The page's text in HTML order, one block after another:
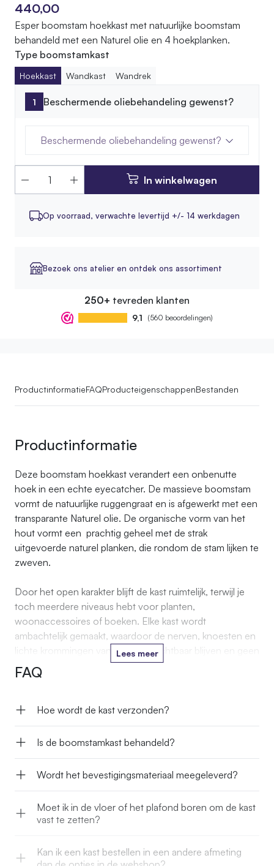
440,00
Esper boomstam hoekkast met natuurlijke boomstam
behandeld met een Naturel olie en 4 hoekplanken.
Type boomstamkast
Hoekkast Wandkast Wandrek
Beschermende oliebehandeling gewenst?
Beschermende oliebehandeling gewenst?
In winkelwagen
Op voorraad, verwachte levertijd +/- 14 werkdagen
Bezoek ons atelier en ontdek ons assortiment
250+ tevreden klanten
9,1 (560 beoordelingen)
ProductinformatieFAQProducteigenschappenBestanden
Productinformatie
Deze boomstam hoekkast verandert een onbenutte
hoek in een echte eyecatcher. De massieve boomstam
vormt de natuurlijke ruggengraat en is afgewerkt met een
transparante Naturel olie. De organische vorm van het
hout vormt een prachtig geheel met de strak
uitgevoerde naturel planken, die rondom de stam lijken te
zweven.
Door het open karakter blijft de kast ruimtelijk, terwijl je
toch meerdere niveaus hebt voor planten,
woonaccessoires of boeken. Elke kast wordt
ambachtelijk gemaakt, waardoor de nerven, knoesten en
lichte krommingen van het hout zichtbaar blijven en geen
enkel exemplaar exact gelijk is.
Lees meer
FAQ
Hoe wordt de kast verzonden?
Is de boomstamkast behandeld?
Wordt het bevestigingsmateriaal meegeleverd?
Moet ik in de vloer of het plafond boren om de kast
vast te zetten?
Kan ik een kast bestellen in een andere afmeting